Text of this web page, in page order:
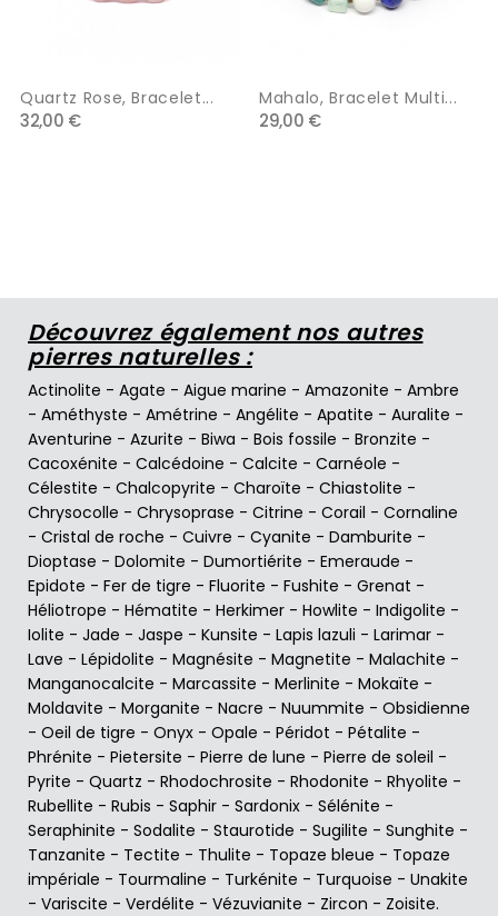
Quartz Rose, Bracelet...
32,00 €
Mahalo, Bracelet Multi...
29,00 €
Découvrez également nos autres
pierres naturelles :
Actinolite - Agate - Aigue marine - Amazonite - Ambre
- Améthyste - Amétrine - Angélite - Apatite - Auralite -
Aventurine - Azurite - Biwa - Bois fossile - Bronzite -
Cacoxénite - Calcédoine - Calcite - Carnéole -
Célestite - Chalcopyrite - Charoïte - Chiastolite -
Chrysocolle - Chrysoprase - Citrine - Corail - Cornaline
- Cristal de roche - Cuivre - Cyanite - Damburite -
Dioptase - Dolomite - Dumortiérite - Emeraude -
Epidote - Fer de tigre - Fluorite - Fushite - Grenat -
Héliotrope - Hématite - Herkimer - Howlite - Indigolite -
Iolite - Jade - Jaspe - Kunsite - Lapis lazuli - Larimar -
Lave - Lépidolite - Magnésite - Magnetite - Malachite -
Manganocalcite - Marcassite - Merlinite - Mokaïte -
Moldavite - Morganite - Nacre - Nuummite - Obsidienne
- Oeil de tigre - Onyx - Opale - Péridot - Pétalite -
Phrénite - Pietersite - Pierre de lune - Pierre de soleil -
Pyrite - Quartz - Rhodochrosite - Rhodonite - Rhyolite -
Rubellite - Rubis - Saphir - Sardonix - Sélénite -
Seraphinite - Sodalite - Staurotide - Sugilite - Sunghite -
Tanzanite - Tectite - Thulite - Topaze bleue - Topaze
impériale - Tourmaline - Turkénite - Turquoise - Unakite
- Variscite - Verdélite - Vézuvianite - Zircon - Zoisite.